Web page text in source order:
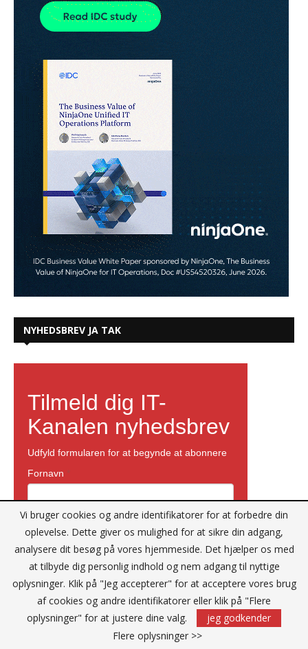
NYHEDSBREV JA TAK
Vi bruger cookies og andre identifikatorer for at forbedre din
oplevelse. Dette giver os mulighed for at sikre din adgang,
analysere dit besøg på vores hjemmeside. Det hjælper os med
at tilbyde dig personlig indhold og nem adgang til nyttige
oplysninger. Klik på "Jeg accepterer" for at acceptere vores brug
af cookies og andre identifikatorer eller klik på "Flere
oplysninger" for at justere dine valg.
jeg godkender
Flere oplysninger >>